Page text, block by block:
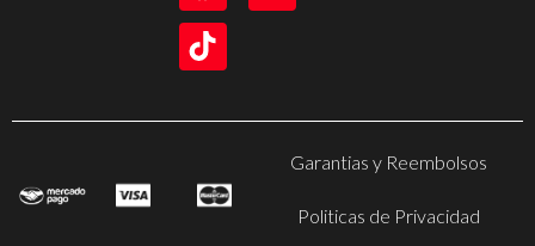
Garantias y Reembolsos
Politicas de Privacidad